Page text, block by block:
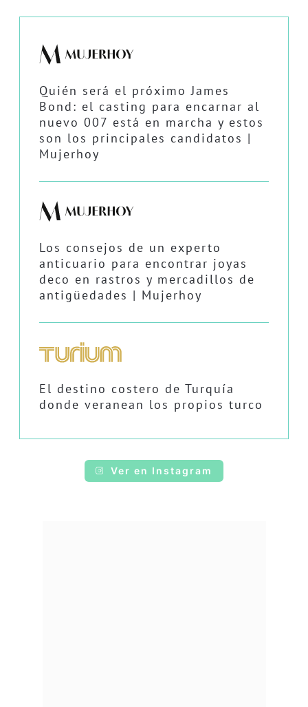
Quién será el próximo James
Bond: el casting para encarnar al
nuevo 007 está en marcha y estos
son los principales candidatos |
Mujerhoy
Los consejos de un experto
anticuario para encontrar joyas
deco en rastros y mercadillos de
antigüedades | Mujerhoy
El destino costero de Turquía
donde veranean los propios turco
Ver en Instagram